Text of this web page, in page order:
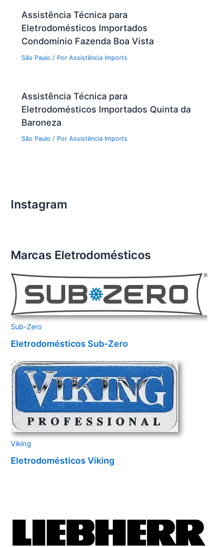
Assistência Técnica para
Eletrodomésticos Importados
Condomínio Fazenda Boa Vista
São Paulo / PorAssistência Imports
Assistência Técnica para
Eletrodomésticos Importados Quinta da
Baroneza
São Paulo / PorAssistência Imports
Instagram
Marcas Eletrodomésticos
Sub-Zero
Eletrodomésticos Sub-Zero
Viking
Eletrodomésticos Viking